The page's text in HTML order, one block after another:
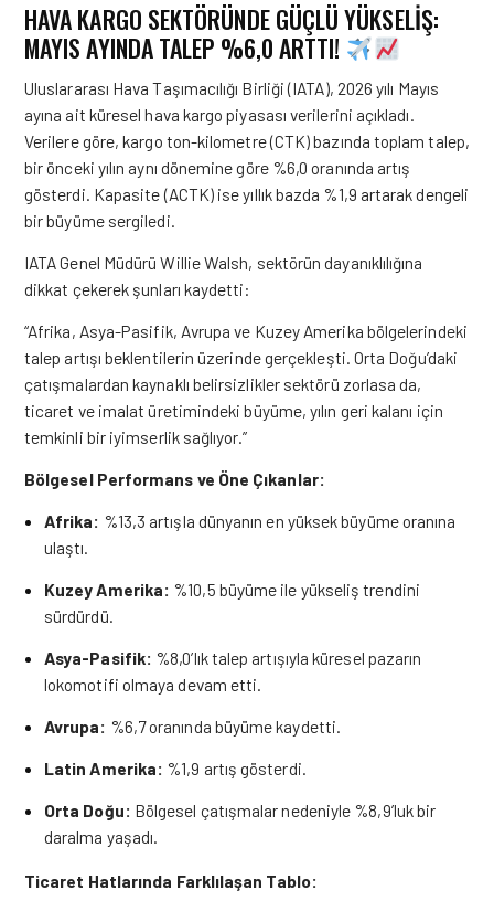
HAVA KARGO SEKTÖRÜNDE GÜÇLÜ YÜKSELİŞ:
MAYIS AYINDA TALEP %6,0 ARTTI!
Uluslararası Hava Taşımacılığı Birliği (IATA), 2026 yılı Mayıs
ayına ait küresel hava kargo piyasası verilerini açıkladı.
Verilere göre, kargo ton-kilometre (CTK) bazında toplam talep,
bir önceki yılın aynı dönemine göre %6,0 oranında artış
gösterdi. Kapasite (ACTK) ise yıllık bazda %1,9 artarak dengeli
bir büyüme sergiledi.
IATA Genel Müdürü Willie Walsh, sektörün dayanıklılığına
dikkat çekerek şunları kaydetti:
“Afrika, Asya-Pasifik, Avrupa ve Kuzey Amerika bölgelerindeki
talep artışı beklentilerin üzerinde gerçekleşti. Orta Doğu’daki
çatışmalardan kaynaklı belirsizlikler sektörü zorlasa da,
ticaret ve imalat üretimindeki büyüme, yılın geri kalanı için
temkinli bir iyimserlik sağlıyor.”
Bölgesel Performans ve Öne Çıkanlar:
Afrika: %13,3 artışla dünyanın en yüksek büyüme oranına
ulaştı.
Kuzey Amerika: %10,5 büyüme ile yükseliş trendini
sürdürdü.
Asya-Pasifik: %8,0’lık talep artışıyla küresel pazarın
lokomotifi olmaya devam etti.
Avrupa: %6,7 oranında büyüme kaydetti.
Latin Amerika: %1,9 artış gösterdi.
Orta Doğu: Bölgesel çatışmalar nedeniyle %8,9’luk bir
daralma yaşadı.
Ticaret Hatlarında Farklılaşan Tablo: